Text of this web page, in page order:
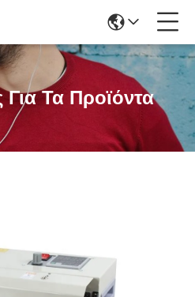
Για Τα Προϊόντα